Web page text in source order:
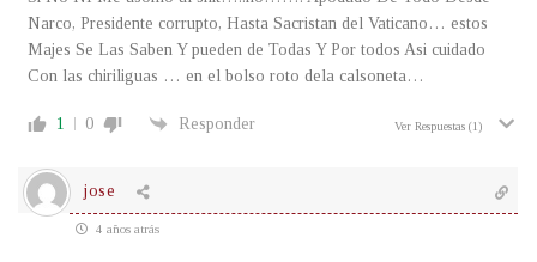
Narco, Presidente corrupto, Hasta Sacristan del Vaticano… estos
Majes Se Las Saben Y pueden de Todas Y Por todos Asi cuidado
Con las chiriliguas … en el bolso roto dela calsoneta…
1 0 Responder Ver Respuestas (1)
jose
4 años atrás